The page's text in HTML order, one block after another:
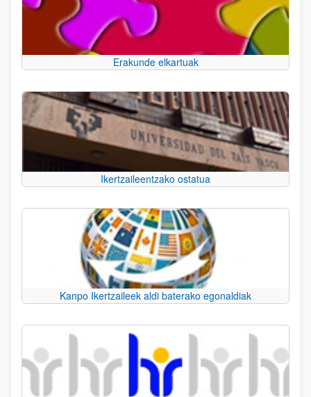
Erakunde elkartuak
Ikertzaileentzako ostatua
Kanpo Ikertzaileek aldi baterako egonaldiak